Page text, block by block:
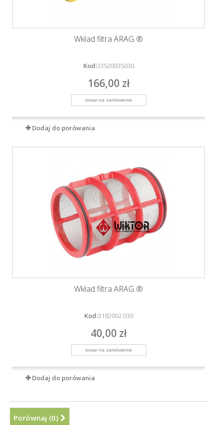
Wkład filtra ARAG ®
Kod:33520035030
166,00 zł
Dodaj do porówania
Wkład filtra ARAG ®
Kod:3182002.030
40,00 zł
Dodaj do porówania
Porównaj (0)